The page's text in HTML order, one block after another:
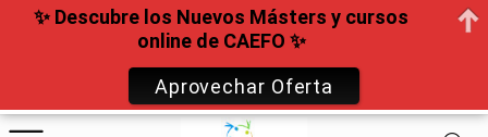
✨ Descubre los Nuevos Másters y cursos
online de CAEFO ✨
Aprovechar Oferta